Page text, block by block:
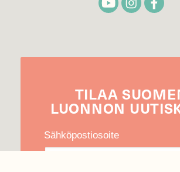
TILAA
LUONNON
Sähköpostiosoite